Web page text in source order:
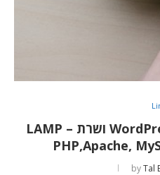
התקנת מערכת תוכן WordPress ושרת LAMP –
PHP,Apache,
byTal